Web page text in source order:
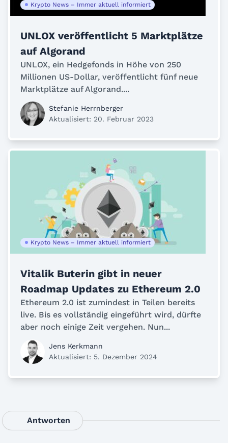
Krypto News – Immer aktuell informiert
UNLOX veröffentlicht 5 Marktplätze
auf Algorand
UNLOX, ein Hedgefonds in Höhe von 250
Millionen US-Dollar, veröffentlicht fünf neue
Marktplätze auf Algorand....
Stefanie Herrnberger
Aktualisiert: 20. Februar 2023
Krypto News – Immer aktuell informiert
Vitalik Buterin gibt in neuer
Roadmap Updates zu Ethereum 2.0
Ethereum 2.0 ist zumindest in Teilen bereits
live. Bis es vollständig eingeführt wird, dürfte
aber noch einige Zeit vergehen. Nun...
Jens Kerkmann
Aktualisiert: 5. Dezember 2024
Antworten